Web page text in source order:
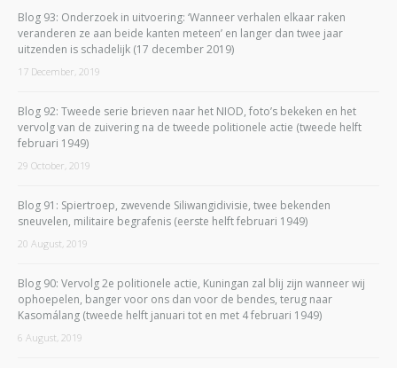
Blog 93: Onderzoek in uitvoering: ‘Wanneer verhalen elkaar raken
veranderen ze aan beide kanten meteen’ en langer dan twee jaar
uitzenden is schadelijk (17 december 2019)
17 December, 2019
Blog 92: Tweede serie brieven naar het NIOD, foto’s bekeken en het
vervolg van de zuivering na de tweede politionele actie (tweede helft
februari 1949)
29 October, 2019
Blog 91: Spiertroep, zwevende Siliwangidivisie, twee bekenden
sneuvelen, militaire begrafenis (eerste helft februari 1949)
20 August, 2019
Blog 90: Vervolg 2e politionele actie, Kuningan zal blij zijn wanneer wij
ophoepelen, banger voor ons dan voor de bendes, terug naar
Kasomálang (tweede helft januari tot en met 4 februari 1949)
6 August, 2019